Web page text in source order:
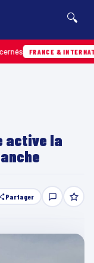
🔍
FRANCE & INTERNATIONALE
active la
Partager